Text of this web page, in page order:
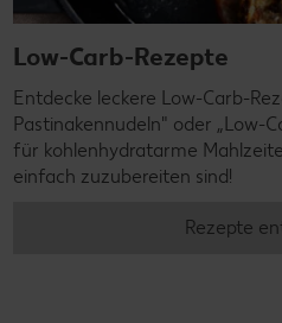
Low-Carb-Rezepte
Entdecke leckere Low-Carb-
Pastinakennudeln" oder „Low-
für kohlenhydratarme
einfach zuzubereiten sind!
Rezepte